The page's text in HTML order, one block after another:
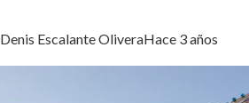
Denis Escalante OliveraHace 3 años